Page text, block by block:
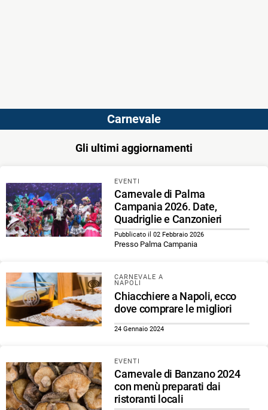
Carnevale
Gli ultimi aggiornamenti
EVENTI
Carnevale di Palma
Campania 2026. Date,
Quadriglie e Canzonieri
Pubblicato il 02 Febbraio 2026
Presso Palma Campania
CARNEVALE A
NAPOLI
Chiacchiere a Napoli, ecco
dove comprare le migliori
24 Gennaio 2024
EVENTI
Carnevale di Banzano 2024
con menù preparati dai
ristoranti locali